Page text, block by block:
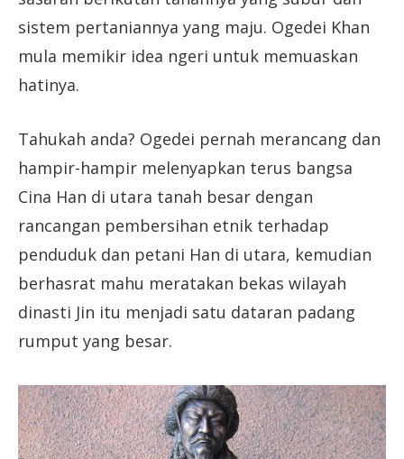
sistem pertaniannya yang maju. Ogedei Khan
mula memikir idea ngeri untuk memuaskan
hatinya.
Tahukah anda? Ogedei pernah merancang dan
hampir-hampir melenyapkan terus bangsa
Cina Han di utara tanah besar dengan
rancangan pembersihan etnik terhadap
penduduk dan petani Han di utara, kemudian
berhasrat mahu meratakan bekas wilayah
dinasti Jin itu menjadi satu dataran padang
rumput yang besar.